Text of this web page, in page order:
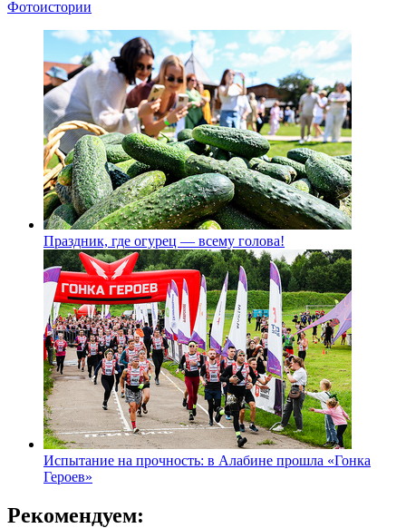
Фотоистории
Праздник, где огурец — всему голова!
Испытание на прочность: в Алабине прошла «Гонка
Героев»
Рекомендуем: